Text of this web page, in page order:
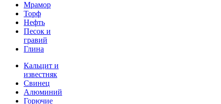
Мрамор
Торф
Нефть
Песок и
гравий
Глина
Кальцит и
известняк
Свинец
Алюминий
Горючие